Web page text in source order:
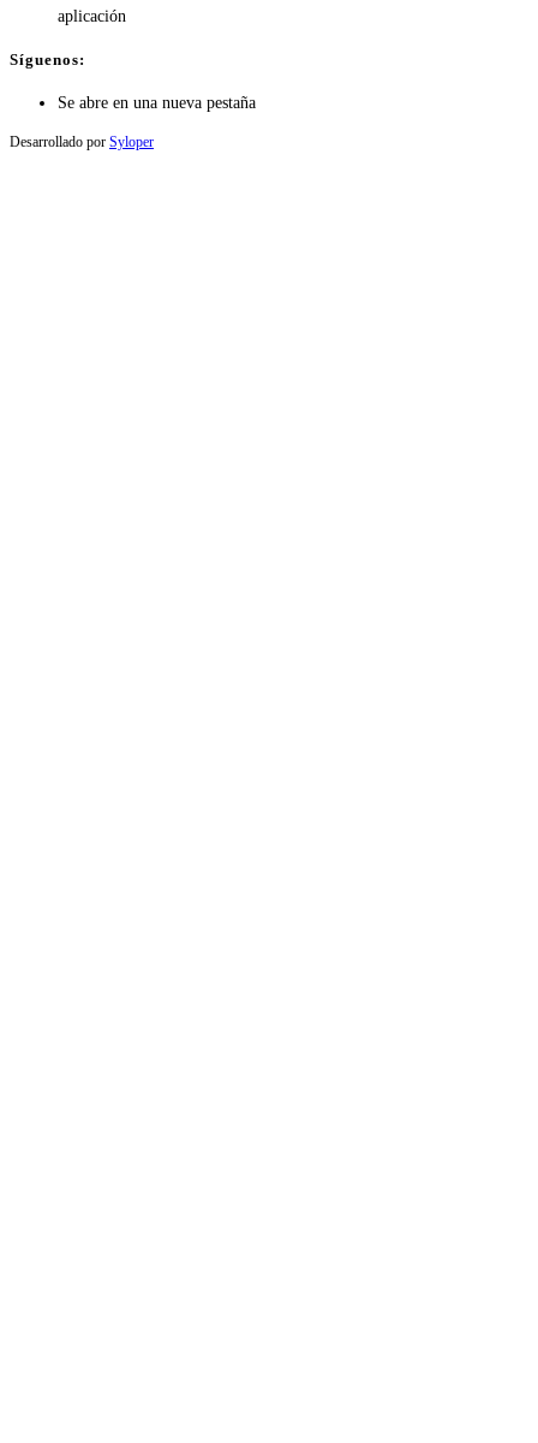
aplicación
Síguenos:
Se abre en una nueva pestaña
Desarrollado por Syloper